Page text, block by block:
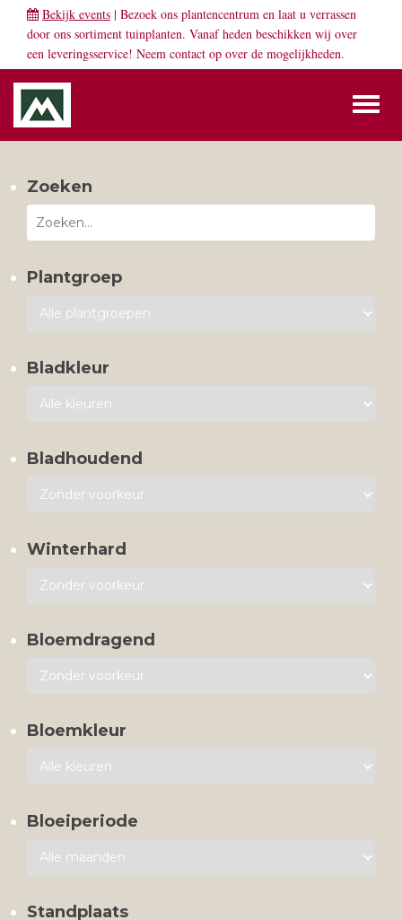
Bekijk events | Bezoek ons plantencentrum en laat u verrassen
door ons sortiment tuinplanten. Vanaf heden beschikken wij over
een leveringsservice! Neem contact op over de mogelijkheden.
Zoeken
Plantgroep
Bladkleur
Bladhoudend
Winterhard
Bloemdragend
Bloemkleur
Bloeiperiode
Standplaats